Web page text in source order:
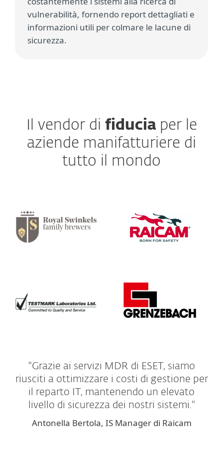
vulnerabilità, fornendo report dettagliati e
informazioni utili per colmare le lacune di
sicurezza.
Il vendor di fiducia per le
aziende manifatturiere di
tutto il mondo
"Grazie ai servizi MDR di ESET, siamo
riusciti a ottimizzare i costi di gestione per
il reparto IT, mantenendo un elevato
livello di sicurezza dei nostri sistemi."
Antonella Bertola, IS Manager di Raicam